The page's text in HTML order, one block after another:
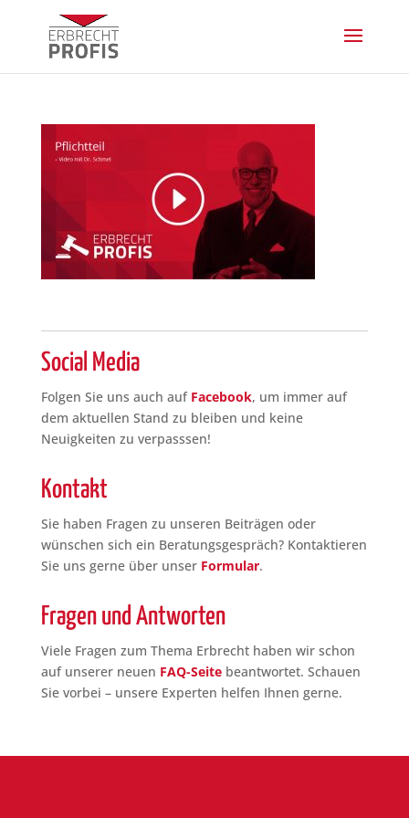
Social Media
Folgen Sie uns auch auf Facebook, um immer auf
dem aktuellen Stand zu bleiben und keine
Neuigkeiten zu verpasssen!
Kontakt
Sie haben Fragen zu unseren Beiträgen oder
wünschen sich ein Beratungsgespräch? Kontaktieren
Sie uns gerne über unser Formular.
Fragen und Antworten
Viele Fragen zum Thema Erbrecht haben wir schon
auf unserer neuen FAQ-Seitebeantwortet. Schauen
Sie vorbei – unsere Experten helfen Ihnen gerne.